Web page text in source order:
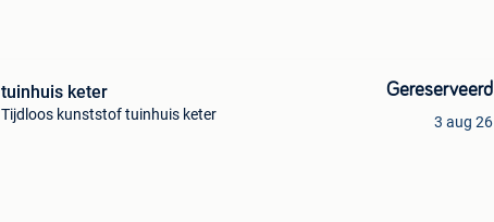
tuinhuis keter
Tijdloos kunststof tuinhuis keter
Gereserveerd
3 aug 26